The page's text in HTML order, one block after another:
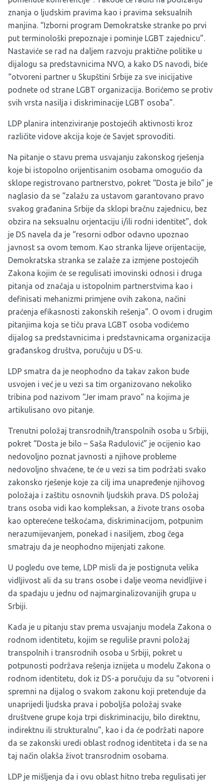
znanja o ljudskim pravima kao i pravima seksualnih
manjina. “Izborni program Demokratske stranke po prvi
put terminološki prepoznaje i pominje LGBT zajednicu”.
Nastaviće se rad na daljem razvoju praktične politike u
dijalogu sa predstavnicima NVO, a kako DS navodi, biće
“otvoreni partner u Skupštini Srbije za sve inicijative
podnete od strane LGBT organizacija. Borićemo se protiv
svih vrsta nasilja i diskriminacije LGBT osoba”.
LDP planira intenziviranje postojećih aktivnosti kroz
različite vidove akcija koje će Savjet sprovoditi.
Na pitanje o stavu prema usvajanju zakonskog rješenja
koje bi istopolno orijentisanim osobama omogućio da
sklope registrovano partnerstvo, pokret “Dosta je bilo” je
naglasio da se “zalažu za ustavom garantovano pravo
svakog građanina Srbije da sklopi bračnu zajednicu, bez
obzira na seksualnu orjentaciju i/ili rodni identitet”, dok
je DS navela da je “resorni odbor odavno upoznao
javnost sa ovom temom. Kao stranka lijeve orijentacije,
Demokratska stranka se zalaže za izmjene postojećih
Zakona kojim će se regulisati imovinski odnosi i druga
pitanja od značaja u istopolnim partnerstvima kao i
definisati mehanizmi primjene ovih zakona, načini
praćenja efikasnosti zakonskih rešenja”. O ovom i drugim
pitanjima koja se tiču prava LGBT osoba vodićemo
dijalog sa predstavnicima i predstavnicama organizacija
građanskog društva, poručuju u DS-u.
LDP smatra da je neophodno da takav zakon bude
usvojen i već je u vezi sa tim organizovano nekoliko
tribina pod nazivom “Jer imam pravo” na kojima je
artikulisano ovo pitanje.
Trenutni položaj transrodnih/transpolnih osoba u Srbiji,
pokret “Dosta je bilo – Saša Radulović” je ocijenio kao
nedovoljno poznat javnosti a njihove probleme
nedovoljno shvaćene, te će u vezi sa tim podržati svako
zakonsko rješenje koje za cilj ima unapređenje njihovog
položaja i zaštitu osnovnih ljudskih prava. DS položaj
trans osoba vidi kao kompleksan, a živote trans osoba
kao opterećene teškoćama, diskriminacijom, potpunim
nerazumijevanjem, ponekad i nasiljem, zbog čega
smatraju da je neophodno mijenjati zakone.
U pogledu ove teme, LDP misli da je postignuta velika
vidljivost ali da su trans osobe i dalje veoma nevidljive i
da spadaju u jednu od najmarginalizovanijih grupa u
Srbiji.
Kada je u pitanju stav prema usvajanju modela Zakona o
rodnom identitetu, kojim se reguliše pravni položaj
transpolnih i transrodnih osoba u Srbiji, pokret u
potpunosti podržava rešenja iznijeta u modelu Zakona o
rodnom identitetu, dok iz DS-a poručuju da su “otvoreni i
spremni na dijalog o svakom zakonu koji pretenduje da
unaprijedi ljudska prava i poboljša položaj svake
društvene grupe koja trpi diskriminaciju, bilo direktnu,
indirektnu ili strukturalnu”, kao i da će podržati napore
da se zakonski uredi oblast rodnog identiteta i da se na
taj način olakša život transrodnim osobama.
LDP je mišljenja da i ovu oblast hitno treba regulisati jer